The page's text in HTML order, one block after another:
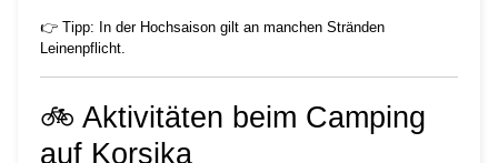
👉 Tipp: In der Hochsaison gilt an manchen Stränden
Leinenpflicht.
🚲 Aktivitäten beim Camping
auf Korsika